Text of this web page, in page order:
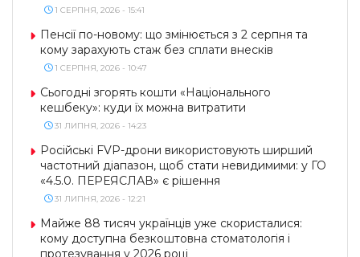
1 СЕРПНЯ, 2026 - 15:41
Пенсії по-новому: що змінюється з 2 серпня та
кому зарахують стаж без сплати внесків
1 СЕРПНЯ, 2026 - 10:47
Сьогодні згорять кошти «Національного
кешбеку»: куди їх можна витратити
31 ЛИПНЯ, 2026 - 14:23
Російські FVP-дрони використовують ширший
частотний діапазон, щоб стати невидимими: у ГО
«4.5.0. ПЕРЕЯСЛАВ» є рішення
31 ЛИПНЯ, 2026 - 12:21
Майже 88 тисяч українців уже скористалися:
кому доступна безкоштовна стоматологія і
протезування у 2026 році